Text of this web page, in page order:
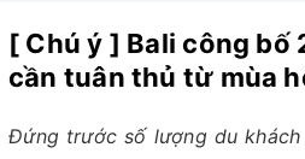
[ Chú ý ] Bali công bố
cần tuân thủ từ mùa
Đứng trước số lượng du